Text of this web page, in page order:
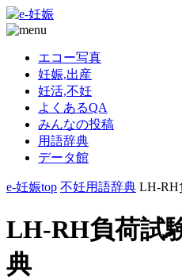
エコー写真
妊娠,出産
妊活,不妊
よくあるQA
みんなの投稿
用語辞典
データ館
e-妊娠top 不妊用語辞典 LH-RH
LH-RH負荷試
典